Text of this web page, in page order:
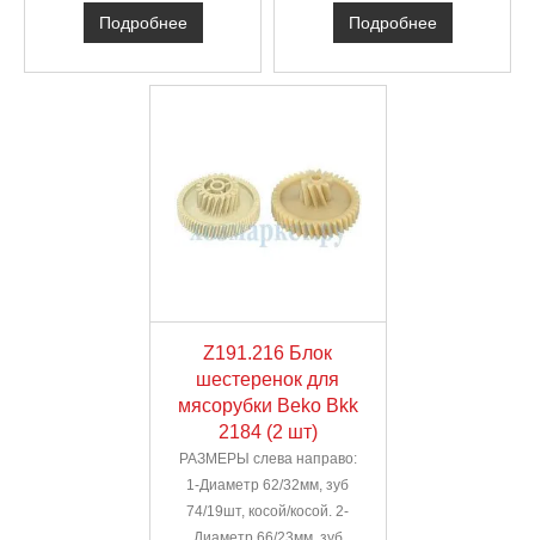
Подробнее Подробнее
Z191.216 Блок
шестеренок для
мясорубки Beko Bkk
2184 (2 шт)
РАЗМЕРЫ слева направо:
1-Диаметр 62/32мм, зуб
74/19шт, косой/косой. 2-